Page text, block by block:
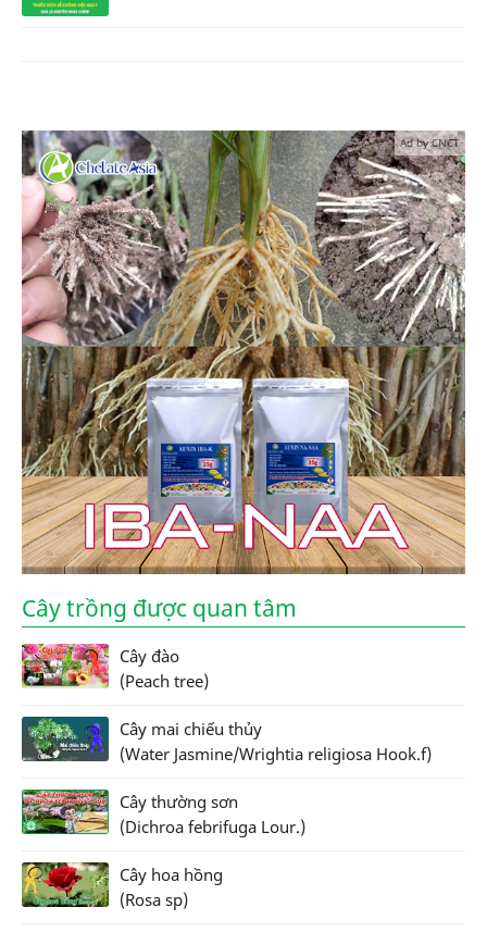
Ad by CNCT
Cây trồng được quan tâm
Cây đào
(Peach tree)
Cây mai chiếu thủy
(Water Jasmine/Wrightia religiosa Hook.f)
Cây thường sơn
(Dichroa febrifuga Lour.)
Cây hoa hồng
(Rosa sp)